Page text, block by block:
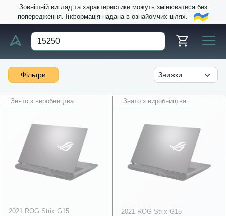
Зовнішній вигляд та характеристики можуть змінюватися без
попередження. Інформація надана в ознайомчих цілях.
Фільтри
Знято з виробництва
2021 ROG Strix G15
Знято з виробництва
2021 ROG Strix G15